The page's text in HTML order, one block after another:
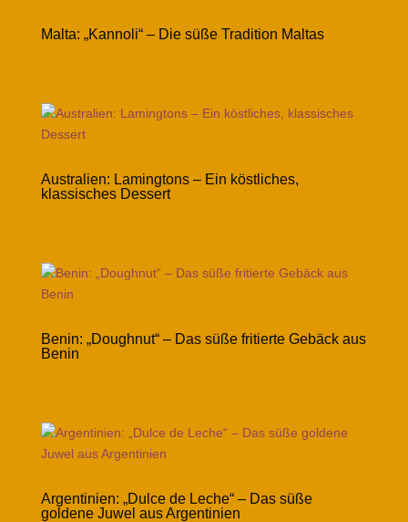
Malta: „Kannoli“ – Die süße Tradition Maltas
Australien: Lamingtons – Ein köstliches,
klassisches Dessert
Benin: „Doughnut“ – Das süße fritierte Gebäck aus
Benin
Argentinien: „Dulce de Leche“ – Das süße
goldene Juwel aus Argentinien